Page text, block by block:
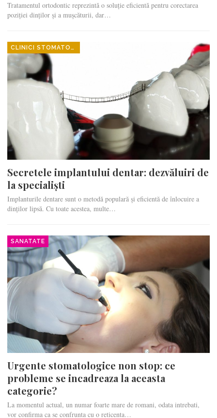
Tratamentul ortodontic reprezintă o soluție eficientă pentru corectarea
poziției dinților și a mușcăturii, dar…
CLINICI STOMATOLOGICE
Secretele implantului dentar: dezvăluiri de
la specialiști
Implanturile dentare sunt o metodă populară și eficientă de înlocuire a
dinților lipsă. Cu toate acestea, multe…
SANATATE
Urgente stomatologice non stop: ce
probleme se incadreaza la aceasta
categorie?
La momentul actual, un numar foarte mare de romani, odata intrebati,
vor confirma ca se confrunta cu o reticenta…